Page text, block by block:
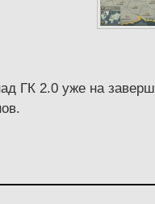
ГК 2.0 уже на